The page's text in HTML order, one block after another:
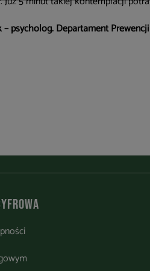
– psycholog. Departament